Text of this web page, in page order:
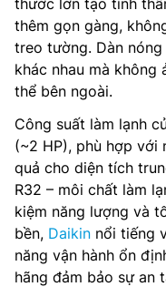
thước lớn tạo tính
thêm gọn gàng,
treo tường. Dàn
khác nhau mà không
thể bên ngoài.
Công suất làm lạnh
(~2 HP), phù hợp với
quả cho diện tích
R32 – môi chất làm
kiệm năng lượng và
bền, Daikin nổi tiếng
năng vận hành ổn
hãng đảm bảo sự an